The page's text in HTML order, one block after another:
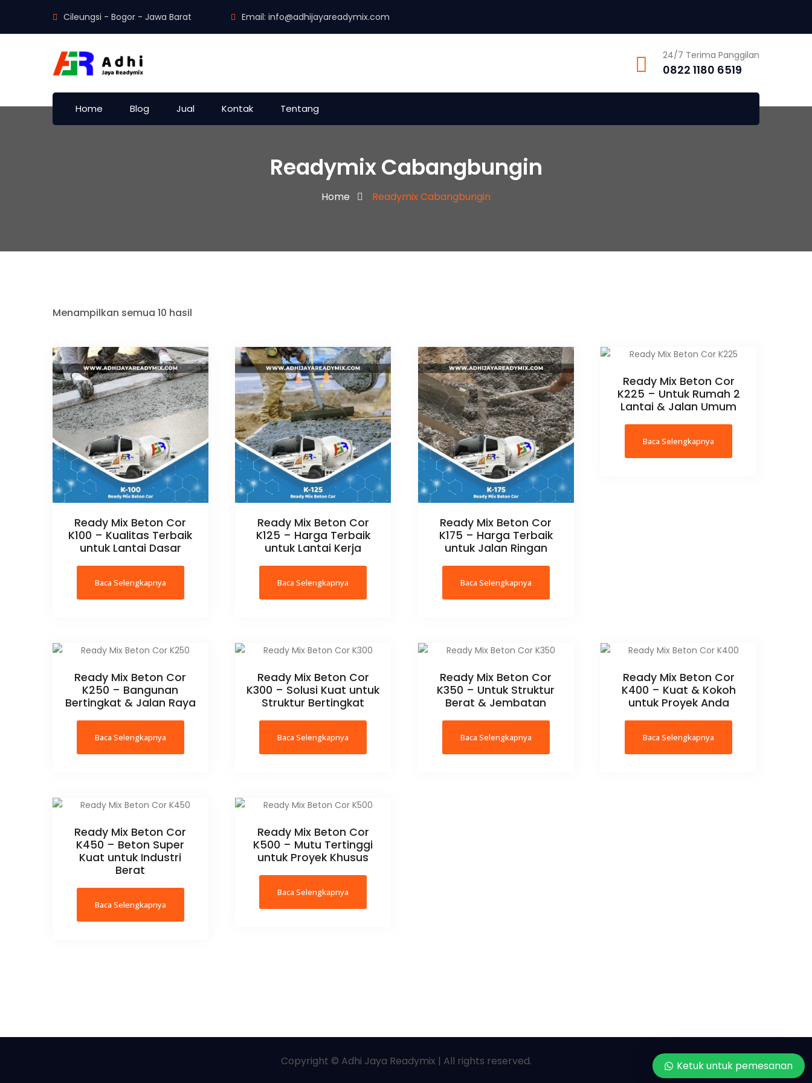
Cileungsi - Bogor - Jawa Barat Email: info@adhijayareadymix.com
24/7 Terima Panggilan
0822 1180 6519
Home Blog Jual Kontak Tentang
Readymix Cabangbungin
Home Readymix Cabangbungin
Menampilkan semua 10 hasil
Ready Mix Beton Cor
K100 – Kualitas Terbaik
untuk Lantai Dasar
Baca Selengkapnya
Ready Mix Beton Cor
K125 – Harga Terbaik
untuk Lantai Kerja
Baca Selengkapnya
Ready Mix Beton Cor
K175 – Harga Terbaik
untuk Jalan Ringan
Baca Selengkapnya
Ready Mix Beton Cor
K225 – Untuk Rumah 2
Lantai & Jalan Umum
Baca Selengkapnya
Ready Mix Beton Cor
K250 – Bangunan
Bertingkat & Jalan Raya
Baca Selengkapnya
Ready Mix Beton Cor
K300 – Solusi Kuat untuk
Struktur Bertingkat
Baca Selengkapnya
Ready Mix Beton Cor
K350 – Untuk Struktur
Berat & Jembatan
Baca Selengkapnya
Ready Mix Beton Cor
K400 – Kuat & Kokoh
untuk Proyek Anda
Baca Selengkapnya
Ready Mix Beton Cor
K450 – Beton Super
Kuat untuk Industri
Berat
Baca Selengkapnya
Ready Mix Beton Cor
K500 – Mutu Tertinggi
untuk Proyek Khusus
Baca Selengkapnya
Copyright © Adhi Jaya Readymix | All rights reserved. Ketuk untuk pemesanan